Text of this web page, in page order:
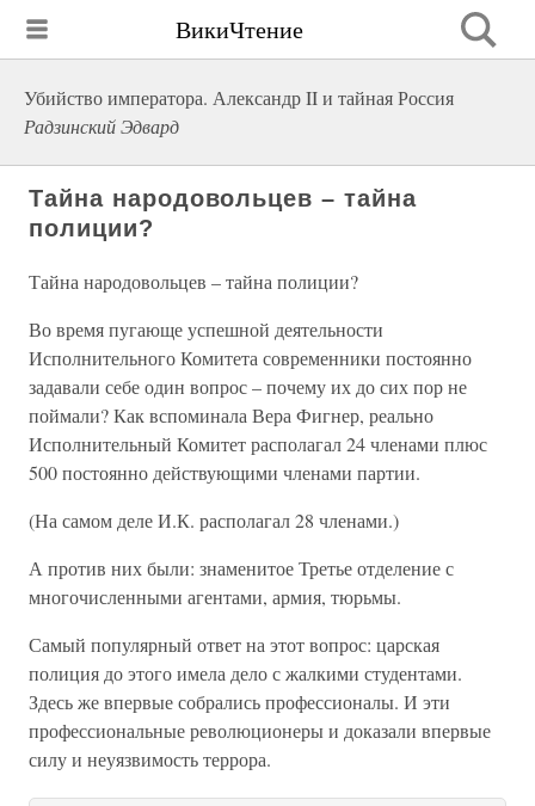
ВикиЧтение
Убийство императора. Александр II и тайная Россия
Радзинский Эдвард
Тайна народовольцев – тайна
полиции?
Тайна народовольцев – тайна полиции?
Во время пугающе успешной деятельности
Исполнительного Комитета современники постоянно
задавали себе один вопрос – почему их до сих пор не
поймали? Как вспоминала Вера Фигнер, реально
Исполнительный Комитет располагал 24 членами плюс
500 постоянно действующими членами партии.
(На самом деле И.К. располагал 28 членами.)
А против них были: знаменитое Третье отделение с
многочисленными агентами, армия, тюрьмы.
Самый популярный ответ на этот вопрос: царская
полиция до этого имела дело с жалкими студентами.
Здесь же впервые собрались профессионалы. И эти
профессиональные революционеры и доказали впервые
силу и неуязвимость террора.